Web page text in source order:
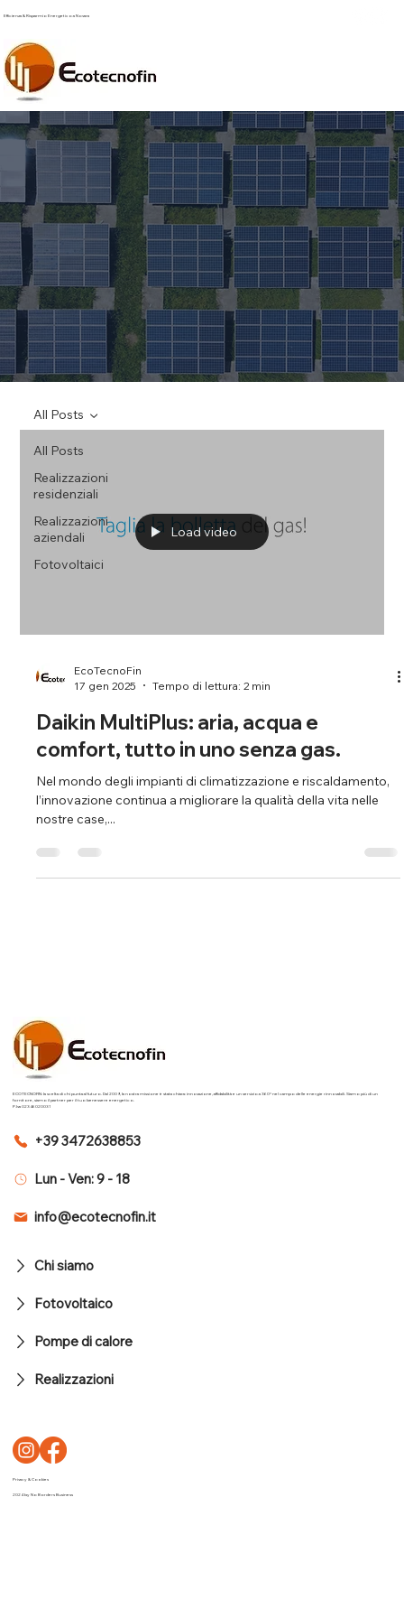
Efficienza & Risparmio Energetico a Novara
All Posts
Realizzazioni
residenziali
Realizzazioni
aziendali
Fotovoltaici
All Posts
Load video
EcoTecnoFin
17 gen 2025
Tempo di lettura: 2 min
Daikin MultiPlus: aria, acqua e
comfort, tutto in uno senza gas.
Nel mondo degli impianti di climatizzazione e riscaldamento,
l’innovazione continua a migliorare la qualità della vita nelle
nostre case,...
ECOTECNOFIN: la scelta di chi punta al futuro. Dal 2009, la nostra missione è stata chiara: innovazione, affidabilità e un servizio a 360° nel campo delle energie rinnovabili. Siamo più di un
fornitore, siamo il partner per il tuo benessere energetico.
P.Iva 02346020031
Privacy & Cookies
2024 by No Borders Business
+39 3472638853
Lun - Ven: 9 - 18
info@ecotecnofin.it
Chi siamo
Fotovoltaico
Realizzazioni
Pompe di calore